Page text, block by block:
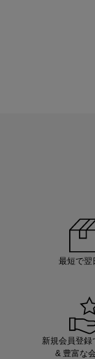
最短で翌
新規会員登録
& 豊富な